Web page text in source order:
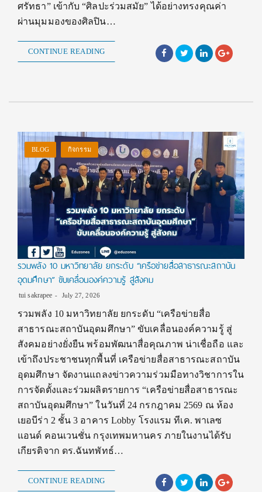
ศรัทธา” เข้ากับ “ศิลปะร่วมสมัย” ได้อย่างทรงคุณค่า
ผ่านมุมมองของศิลปิน…
CONTINUE READING
BLOG กิจกรรม
รวมพลัง 10 มหาวิทยาลัย ยกระดับ “เครือข่ายสื่อสาธารณะสถาบัน
อุดมศึกษา” ขับเคลื่อนองค์ความรู้ สู่สังคม
tui sakrapee July 27, 2026
รวมพลัง 10 มหาวิทยาลัย ยกระดับ “เครือข่ายสื่อ
สาธารณะสถาบันอุดมศึกษา” ขับเคลื่อนองค์ความรู้ สู่
สังคมอย่างยั่งยืน พร้อมพัฒนาสื่อคุณภาพ น่าเชื่อถือ และ
เข้าถึงประชาชนทุกพื้นที่ เครือข่ายสื่อสาธารณะสถาบัน
อุดมศึกษา จัดงานแถลงข่าวความร่วมมือทางวิชาการใน
การจัดตั้งและร่วมผลิตรายการ “เครือข่ายสื่อสาธารณะ
สถาบันอุดมศึกษา” ในวันที่ 24 กรกฎาคม 2569 ณ ห้อง
เยอบีร่า 2 ชั้น 3 อาคาร Lobby โรงแรม ทีเค. พาเลซ
แอนด์ คอนเวนชั่น กรุงเทพมหานคร ภายในงานได้รับ
เกียรติจาก ดร.ฉันทพัทธ์…
CONTINUE READING